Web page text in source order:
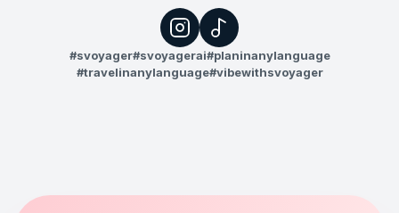
#svoyager#svoyagerai#planinanylanguage
#travelinanylanguage#vibewithsvoyager